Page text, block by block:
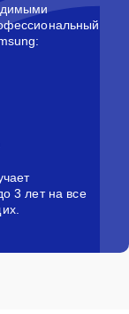
3 лет на все